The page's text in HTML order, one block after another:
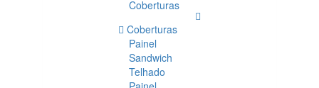
Coberturas
Coberturas
Painel
Sandwich
Telhado